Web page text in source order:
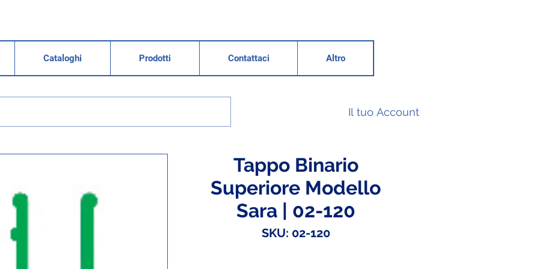
Cataloghi Prodotti Contattaci Altro
Il tuo Account
Tappo Binario
Superiore Modello
Sara | 02-120
SKU: 02-120